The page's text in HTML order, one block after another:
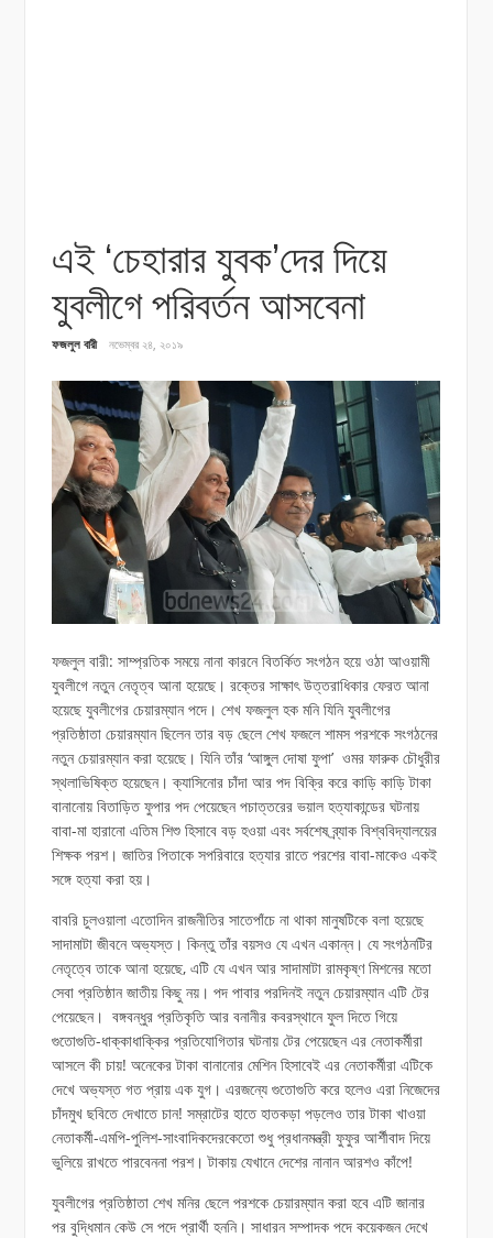
এই ‘চেহারার যুবক’দের দিয়ে
যুবলীগে পরিবর্তন আসবেনা
ফজলুল বারী নভেম্বর ২৪, ২০১৯
ফজলুল বারী: সাম্প্রতিক সময়ে নানা কারনে বিতর্কিত সংগঠন হয়ে ওঠা আওয়ামী
যুবলীগে নতুন নেতৃত্ব আনা হয়েছে। রক্তের সাক্ষাৎ উত্তরাধিকার ফেরত আনা
হয়েছে যুবলীগের চেয়ারম্যান পদে। শেখ ফজলুল হক মনি যিনি যুবলীগের
প্রতিষ্ঠাতা চেয়ারম্যান ছিলেন তার বড় ছেলে শেখ ফজলে শামস পরশকে সংগঠনের
নতুন চেয়ারম্যান করা হয়েছে। যিনি তাঁর ‘আঙ্গুল দোষা ফুপা’ ওমর ফারুক চৌধুরীর
স্থলাভিষিক্ত হয়েছেন। ক্যাসিনোর চাঁদা আর পদ বিক্রি করে কাড়ি কাড়ি টাকা
বানানোয় বিতাড়িত ফুপার পদ পেয়েছেন পচাত্তরের ভয়াল হত্যাকান্ডের ঘটনায়
বাবা-মা হারানো এতিম শিশু হিসাবে বড় হওয়া এবং সর্বশেষ ব্র্যাক বিশ্ববিদ্যালয়ের
শিক্ষক পরশ। জাতির পিতাকে সপরিবারে হত্যার রাতে পরশের বাবা-মাকেও একই
সঙ্গে হত্যা করা হয়।
বাবরি চুলওয়ালা এতোদিন রাজনীতির সাতেপাঁচে না থাকা মানুষটিকে বলা হয়েছে
সাদামাটা জীবনে অভ্যস্ত। কিন্তু তাঁর বয়সও যে এখন একান্ন। যে সংগঠনটির
নেতৃত্বে তাকে আনা হয়েছে, এটি যে এখন আর সাদামাটা রামকৃষ্ণ মিশনের মতো
সেবা প্রতিষ্ঠান জাতীয় কিছু নয়। পদ পাবার পরদিনই নতুন চেয়ারম্যান এটি টের
পেয়েছেন। বঙ্গবন্ধুর প্রতিকৃতি আর বনানীর কবরস্থানে ফুল দিতে গিয়ে
গুতোগুতি-ধাক্কাধাক্কির প্রতিযোগিতার ঘটনায় টের পেয়েছেন এর নেতাকর্মীরা
আসলে কী চায়! অনেকের টাকা বানানোর মেশিন হিসাবেই এর নেতাকর্মীরা এটিকে
দেখে অভ্যস্ত গত প্রায় এক যুগ। এরজন্যে গুতোগুতি করে হলেও এরা নিজেদের
চাঁদমুখ ছবিতে দেখাতে চান! সম্রাটের হাতে হাতকড়া পড়লেও তার টাকা খাওয়া
নেতাকর্মী-এমপি-পুলিশ-সাংবাদিকদেরকেতো শুধু প্রধানমন্ত্রী ফুফুর আর্শীবাদ দিয়ে
ভুলিয়ে রাখতে পারবেননা পরশ। টাকায় যেখানে দেশের নানান আরশও কাঁপে!
যুবলীগের প্রতিষ্ঠাতা শেখ মনির ছেলে পরশকে চেয়ারম্যান করা হবে এটি জানার
পর বুদ্ধিমান কেউ সে পদে প্রার্থী হননি। সাধারন সম্পাদক পদে কয়েকজন দেখে